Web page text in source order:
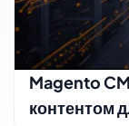
Magento
контентом